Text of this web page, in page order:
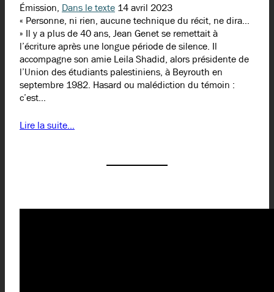
Émission, Dans le texte 14 avril 2023
« Personne, ni rien, aucune technique du récit, ne dira…
» Il y a plus de 40 ans, Jean Genet se remettait à
l’écriture après une longue période de silence. Il
accompagne son amie Leila Shadid, alors présidente de
l’Union des étudiants palestiniens, à Beyrouth en
septembre 1982. Hasard ou malédiction du témoin :
c’est…
Lire la suite…